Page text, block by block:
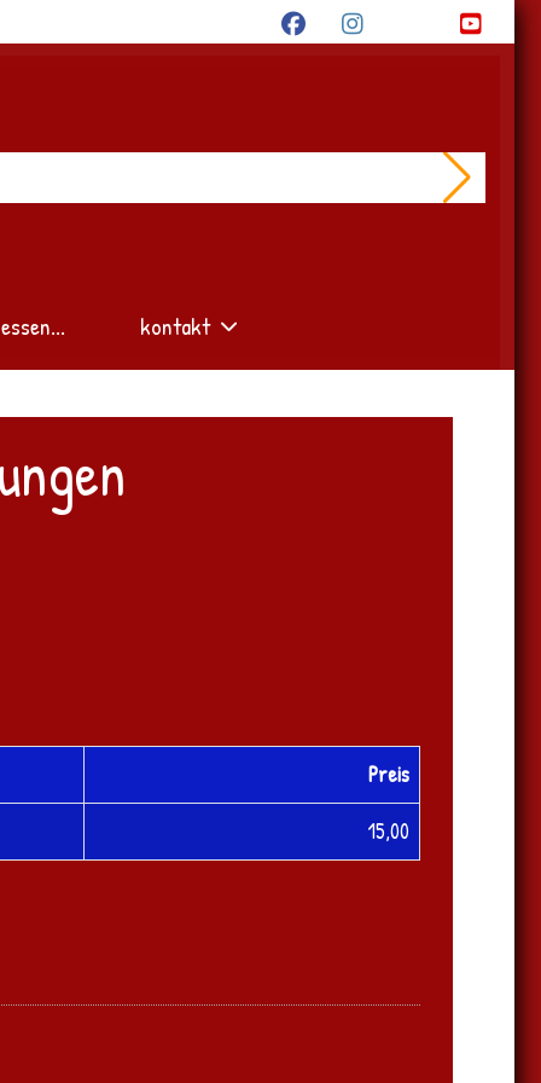
kontakt
Preis
15,00